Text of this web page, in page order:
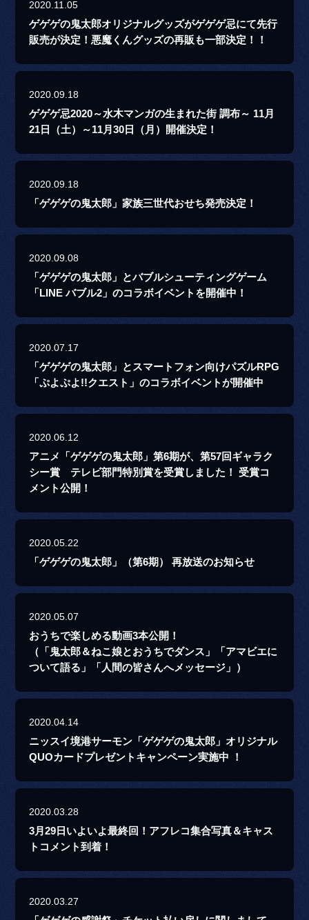
2020.11.05
ゲゲゲの鬼太郎オリジナルグッズがゲゲゲ忌にて先行
販売が決定！悪魔くんグッズの再販も一部決定！！
2020.09.18
ゲゲゲ忌2020～水木マンガの生まれた街 調布～ 11月
21日（土）～11月30日（月）開催決定！
2020.09.18
「ゲゲゲの鬼太郎」家族三世代おせち発売決定！
2020.09.08
「ゲゲゲの鬼太郎」とバブルシューティングゲーム
「LINE バブル2」のコラボイベントを開催中！
2020.07.17
「ゲゲゲの鬼太郎」とスマートフォン向けパズルRPG
「ぷよぷよ!!クエスト」のコラボイベントが開催中
2020.06.12
アニメ「ゲゲゲの鬼太郎」第6期が、第57回ギャラク
シー賞 テレビ部門特別賞を受賞しました！ 受賞コ
メント公開！
2020.05.22
「ゲゲゲの鬼太郎」（第6期） 再放送のお知らせ
2020.05.07
おうちで楽しめる動画3本公開！
（「鬼太郎＆ねこ娘とおうちでダンス」「アマビエに
ついて語る」「人間の皆さんへメッセージ」）
2020.04.14
ニッスイ境港サーモン「ゲゲゲの鬼太郎」オリジナル
QUOカードプレゼントキャンペーン実施中 ！
2020.03.28
3月29日いよいよ最終回！アフレコ集合写真＆キャス
トコメント到着！
2020.03.27